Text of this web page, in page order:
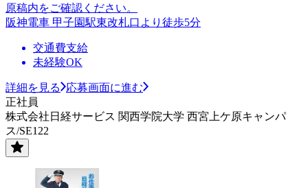
原稿内をご確認ください。
阪神電車 甲子園駅東改札口より徒歩5分
交通費支給
未経験OK
詳細を見る
応募画面に進む
正社員
株式会社日経サービス 関西学院大学 西宮上ケ原キャンパ
ス/SE122